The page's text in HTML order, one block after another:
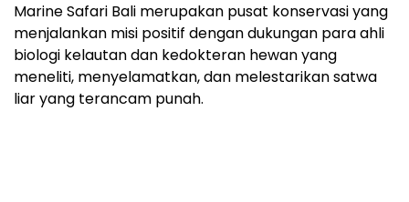
Marine Safari Bali merupakan pusat konservasi yang
menjalankan misi positif dengan dukungan para ahli
biologi kelautan dan kedokteran hewan yang
meneliti, menyelamatkan, dan melestarikan satwa
liar yang terancam punah.